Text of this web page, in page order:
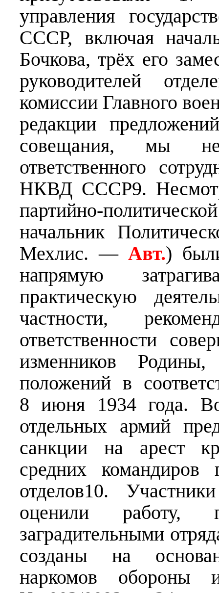
управления
СССР, включая
Бочкова, трёх его
руководителей
комиссии Главного
редакции
совещания, мы
ответственного
НКВД СССР9.
партийно-
начальник
Мехлис. —Авт.)
напрямую
практическую
частности,
ответственности
изменников
положений в
8 июня 1934 года.
отдельных армий
санкции на арест
средних командиров
отделов10.
оценили работу,
заградительными
созданы на
наркомов